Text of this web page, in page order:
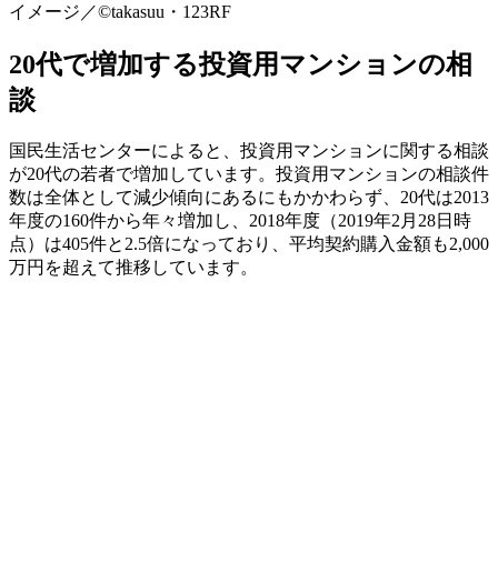
イメージ／©︎takasuu・123RF
20代で増加する投資用マンションの相
談
国民生活センターによると、投資用マンションに関する相談
が20代の若者で増加しています。投資用マンションの相談件
数は全体として減少傾向にあるにもかかわらず、20代は2013
年度の160件から年々増加し、2018年度（2019年2月28日時
点）は405件と2.5倍になっており、平均契約購入金額も2,000
万円を超えて推移しています。